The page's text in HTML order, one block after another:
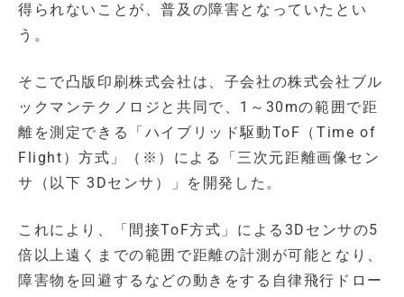
得られないことが、普及の障害となっていたとい
う。
そこで凸版印刷株式会社は、子会社の株式会社ブル
ックマンテクノロジと共同で、1～30mの範囲で距
離を測定できる「ハイブリッド駆動ToF（Time of
Flight）方式」（※）による「三次元距離画像セン
サ（以下 3Dセンサ）」を開発した。
これにより、「間接ToF方式」による3Dセンサの5
倍以上遠くまでの範囲で距離の計測が可能となり、
障害物を回避するなどの動きをする自律飛行ドロー